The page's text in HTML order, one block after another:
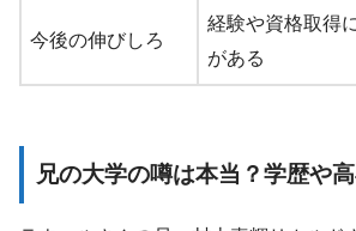
今後の伸びしろ
経験や資格取得
がある
兄の大学の噂は本当？学歴や